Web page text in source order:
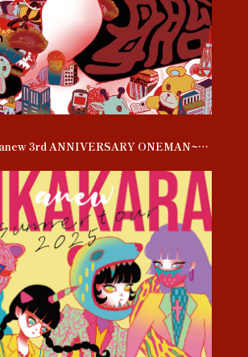
CHIKAKARA anew 3rd ANNIVERSARY ONEMAN~母胎~